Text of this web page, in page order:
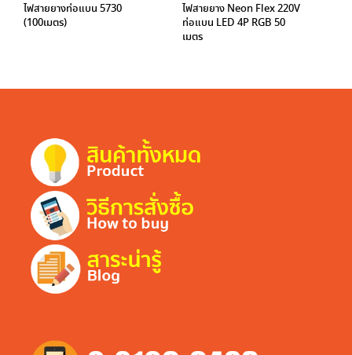
ไฟสายยางท่อแบน 5730
(100เมตร)
ไฟสายยาง Neon Flex 220V
ท่อแบน LED 4P RGB 50
เมตร